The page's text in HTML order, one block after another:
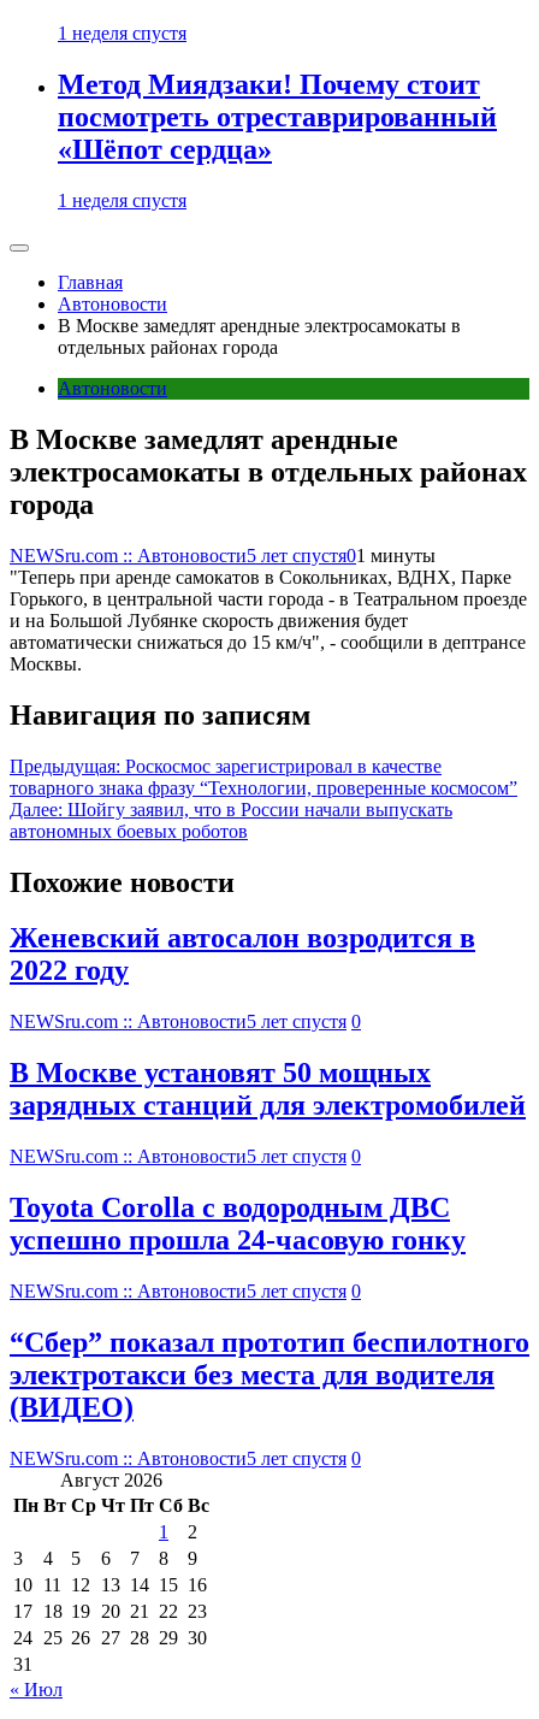
1 неделя спустя
Метод Миядзаки! Почему стоит
посмотреть отреставрированный
«Шёпот сердца»
1 неделя спустя
Главная
Автоновости
В Москве замедлят арендные электросамокаты в
отдельных районах города
Автоновости
В Москве замедлят арендные
электросамокаты в отдельных районах
города
NEWSru.com :: Автоновости5 лет спустя01 минуты
"Теперь при аренде самокатов в Сокольниках, ВДНХ, Парке
Горького, в центральной части города - в Театральном проезде
и на Большой Лубянке скорость движения будет
автоматически снижаться до 15 км/ч", - сообщили в дептрансе
Москвы.
Навигация по записям
Предыдущая: Роскосмос зарегистрировал в качестве
товарного знака фразу “Технологии, проверенные космосом”
Далее: Шойгу заявил, что в России начали выпускать
автономных боевых роботов
Похожие новости
Женевский автосалон возродится в
2022 году
NEWSru.com :: Автоновости5 лет спустя 0
В Москве установят 50 мощных
зарядных станций для электромобилей
NEWSru.com :: Автоновости5 лет спустя 0
Toyota Corolla с водородным ДВС
успешно прошла 24-часовую гонку
NEWSru.com :: Автоновости5 лет спустя 0
“Сбер” показал прототип беспилотного
электротакси без места для водителя
(ВИДЕО)
NEWSru.com :: Автоновости5 лет спустя 0
Август 2026
Пн Вт Ср Чт Пт Сб Вс
1
2
3
4 5 6 7 8
9
10 11 12 13 14 15 16
17 18 19 20 21 22 23
24 25 26 27 28 29 30
31
« Июл